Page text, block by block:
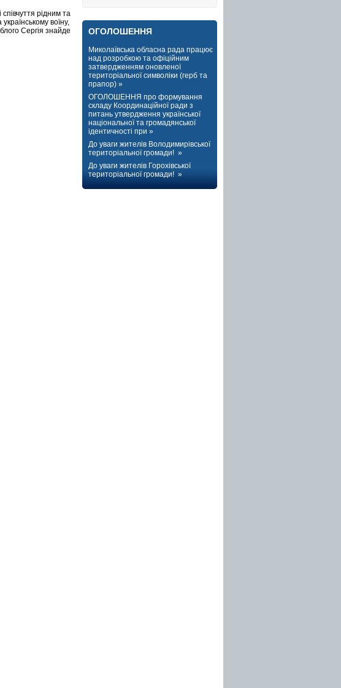
рідним та
воїну,
Сергія знайде
ОГОЛОШЕННЯ
Миколаївська обласна рада працює
над розробкою та офіційним
затвердженням оновленої
територіальної символіки (герб та
прапор) »
ОГОЛОШЕННЯ про формування
складу Координаційної ради з
питань утвердження української
національної та громадянської
ідентичності при »
До уваги жителів Володимирівської
територіальної громади! »
До уваги жителів Горохівської
територіальної громади! »